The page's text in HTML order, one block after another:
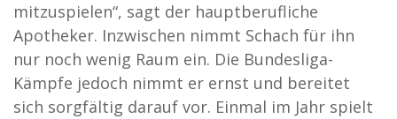
mitzuspielen“, sagt der hauptberufliche
Apotheker. Inzwischen nimmt Schach für ihn
nur noch wenig Raum ein. Die Bundesliga-
Kämpfe jedoch nimmt er ernst und bereitet
sich sorgfältig darauf vor. Einmal im Jahr spielt